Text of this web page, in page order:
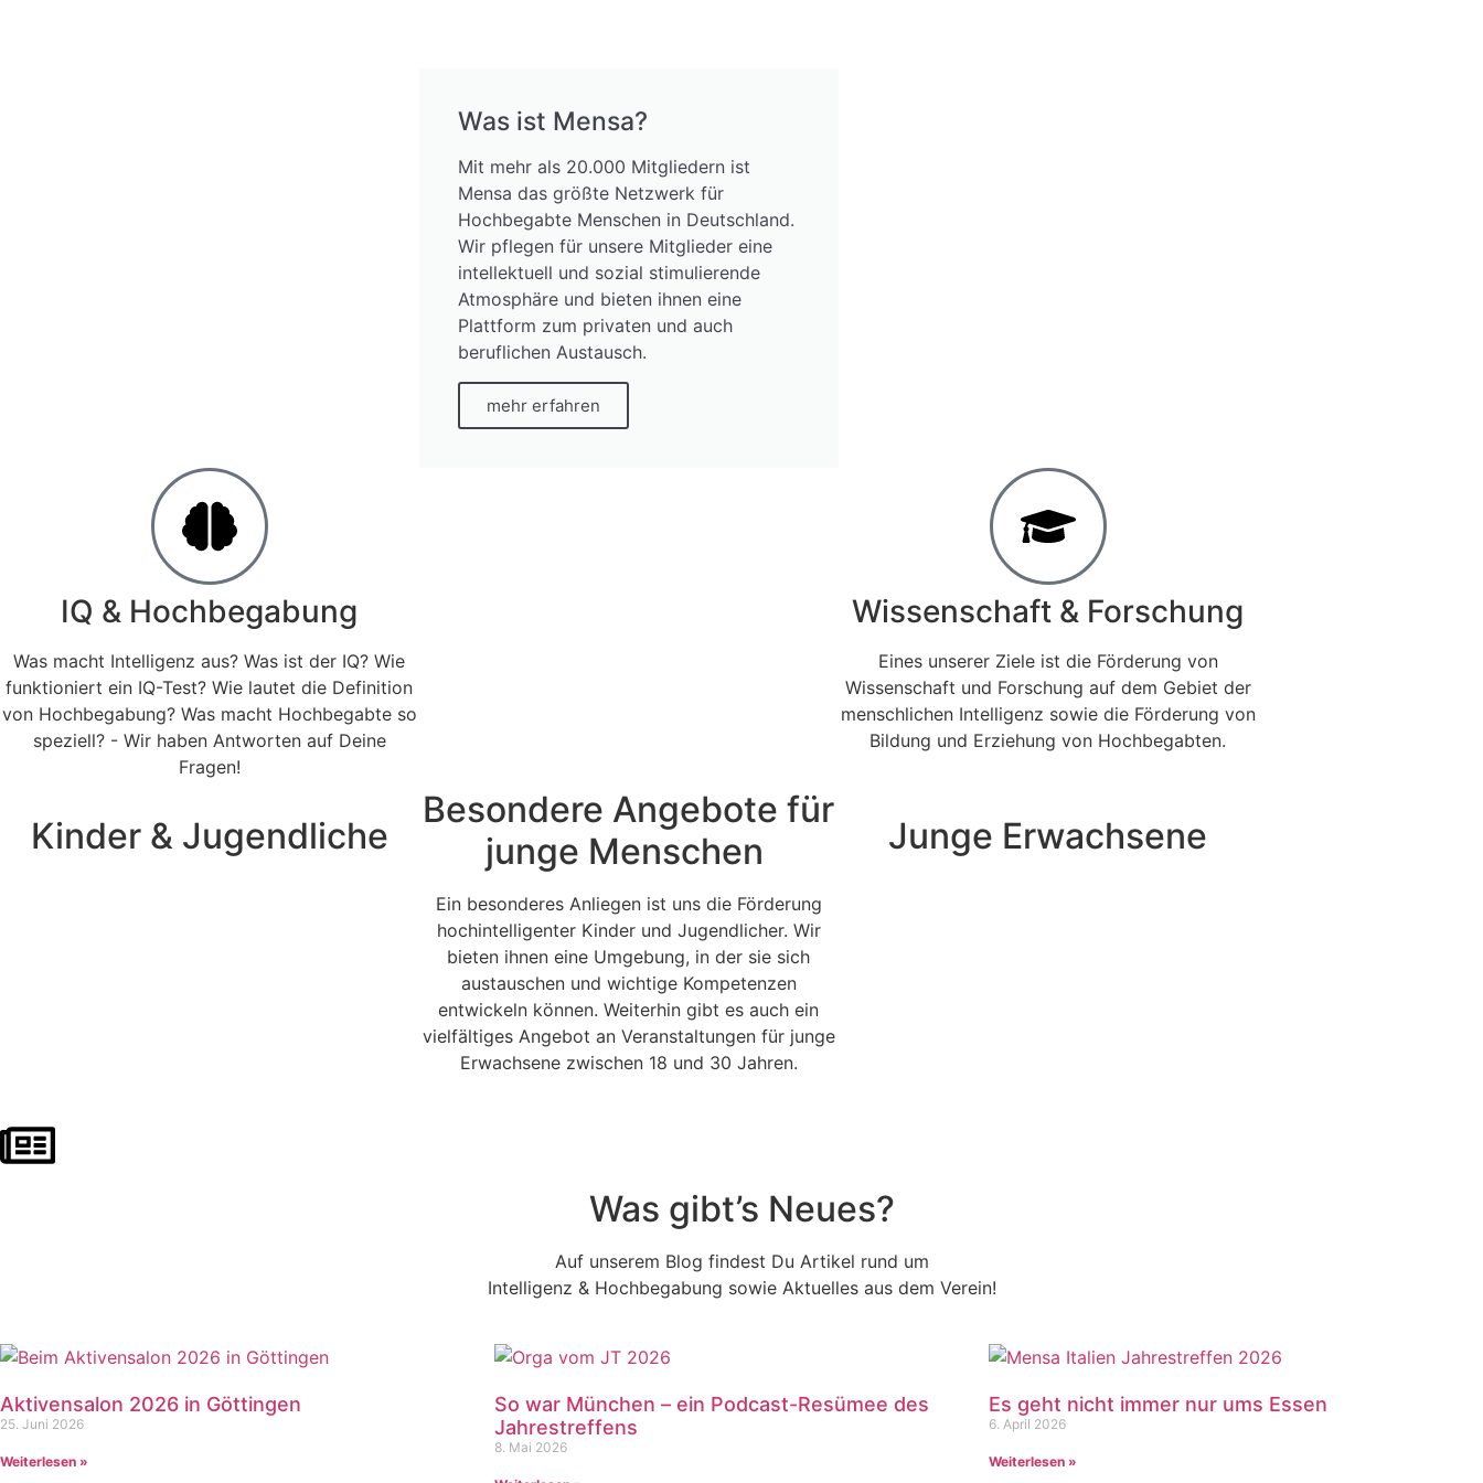
Was ist Mensa?
Mit mehr als 20.000 Mitgliedern ist
Mensa das größte Netzwerk für
Hochbegabte Menschen in Deutschland.
Wir pflegen für unsere Mitglieder eine
intellektuell und sozial stimulierende
Atmosphäre und bieten ihnen eine
Plattform zum privaten und auch
beruflichen Austausch.
mehr erfahren
IQ & Hochbegabung
Was macht Intelligenz aus? Was ist der IQ? Wie
funktioniert ein IQ-Test? Wie lautet die Definition
von Hochbegabung? Was macht Hochbegabte so
speziell? - Wir haben Antworten auf Deine
Fragen!
Wissenschaft & Forschung
Eines unserer Ziele ist die Förderung von
Wissenschaft und Forschung auf dem Gebiet der
menschlichen Intelligenz sowie die Förderung von
Bildung und Erziehung von Hochbegabten.
Kinder & Jugendliche
Besondere Angebote für
junge Menschen
Ein besonderes Anliegen ist uns die Förderung
hochintelligenter Kinder und Jugendlicher. Wir
bieten ihnen eine Umgebung, in der sie sich
austauschen und wichtige Kompetenzen
entwickeln können. Weiterhin gibt es auch ein
vielfältiges Angebot an Veranstaltungen für junge
Erwachsene zwischen 18 und 30 Jahren.
Junge Erwachsene
Was gibt’s Neues?
Auf unserem Blog findest Du Artikel rund um
Intelligenz & Hochbegabung sowie Aktuelles aus dem Verein!
Aktivensalon 2026 in Göttingen
25. Juni 2026
Weiterlesen »
So war München – ein Podcast-Resümee des
Jahrestreffens
8. Mai 2026
Es geht nicht immer nur ums Essen
6. April 2026
Weiterlesen »